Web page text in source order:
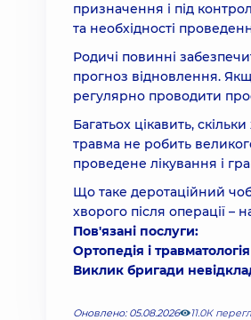
призначення і під
та необхідності
Родичі повинні
прогноз відновлення.
регулярно проводити
Багатьох цікавить,
травма не робить
проведене лікування і
Що таке деротаційний
хворого після операції –
Пов'язані послуги:
Ортопедія і травматологія
Виклик бригади
Оновлено: 05.08.2026 11.0К